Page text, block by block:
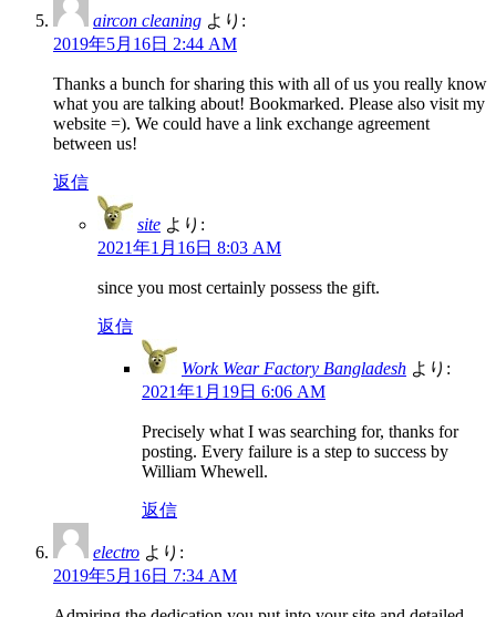
aircon cleaning より:
2019年5月16日 2:44 AM
Thanks a bunch for sharing this with all of us you really know
what you are talking about! Bookmarked. Please also visit my
website =). We could have a link exchange agreement
between us!
返信
site より:
2021年1月16日 8:03 AM
since you most certainly possess the gift.
返信
Work Wear Factory Bangladesh より:
2021年1月19日 6:06 AM
Precisely what I was searching for, thanks for
posting. Every failure is a step to success by
William Whewell.
返信
electro より:
2019年5月16日 7:34 AM